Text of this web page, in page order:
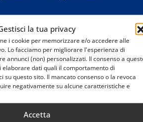
la tua privacy
i cookie per memorizzare e/o accedere alle
Lo facciamo per migliorare l'esperienza di
annunci (non) personalizzati. Il consenso a
elaborare dati quali il comportamento di
su questo sito. Il mancato consenso o la revoca
negativamente su alcune caratteristiche e
Accetta
2024: ispirazione e
del business